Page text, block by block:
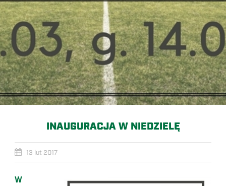
INAUGURACJA W NIEDZIELĘ
13 lut 2017
W